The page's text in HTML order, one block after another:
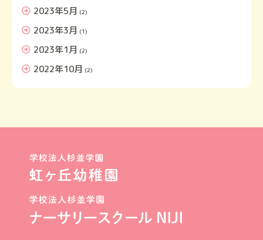
2023年5月 (2)
2023年3月 (1)
2023年1月 (2)
2022年10月 (2)